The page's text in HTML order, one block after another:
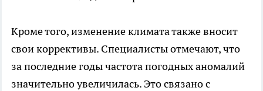
Кроме того, изменение климата также вносит
свои коррективы. Специалисты отмечают, что
за последние годы частота погодных аномалий
значительно увеличилась. Это связано с